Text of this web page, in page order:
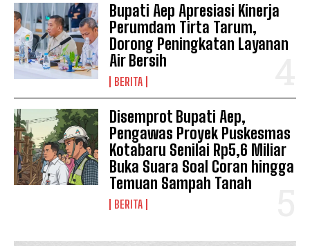
Bupati Aep Apresiasi Kinerja
Perumdam Tirta Tarum,
Dorong Peningkatan Layanan
Air Bersih
BERITA
Disemprot Bupati Aep,
Pengawas Proyek Puskesmas
Kotabaru Senilai Rp5,6 Miliar
Buka Suara Soal Coran hingga
Temuan Sampah Tanah
BERITA